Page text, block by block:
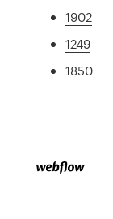
1902
1249
1850